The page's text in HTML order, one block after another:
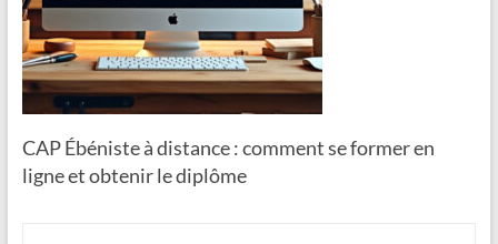
CAP Ébéniste à distance : comment se former en
ligne et obtenir le diplôme